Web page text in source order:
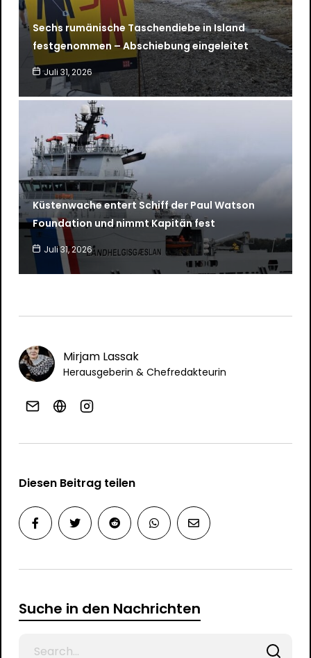
Sechs rumänische Taschendiebe in Island
festgenommen – Abschiebung eingeleitet
Juli 31, 2026
Küstenwache entert Schiff der Paul Watson
Foundation und nimmt Kapitän fest
Juli 31, 2026
Mirjam Lassak
Herausgeberin & Chefredakteurin
Diesen Beitrag teilen
Suche in den Nachrichten